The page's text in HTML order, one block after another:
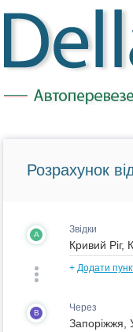
Розрахунок
A Звідки
+ Додати
B Через